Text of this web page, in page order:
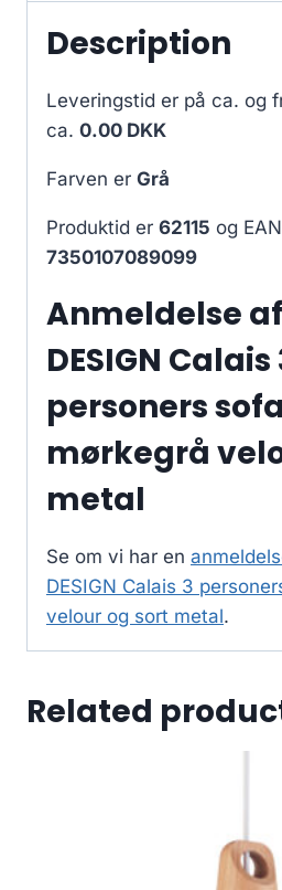
Description
Leveringstid er på ca. og
ca. 0.00 DKK
Farven er Grå
Produktid er 62115 og
7350107089099
Anmeldelse af
DESIGN Calais
personers
mørkegrå
metal
Se om vi har en
DESIGN Calais 3
velour og sort metal.
Related